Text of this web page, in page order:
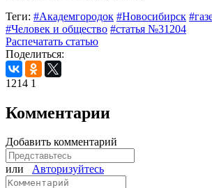
Теги: #Академгородок #Новосибирск
#Человек и общество #статья №31204
Распечатать статью
Поделиться:
1214 1
Комментарии
Добавить комментарий
или Авторизуйтесь